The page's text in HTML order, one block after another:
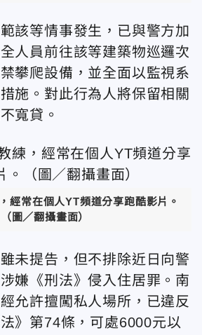
該等情事發生，已與警方加
人員前往該等建築物巡邏次
攀爬設備，並全面以監視系
施。對此行為人將保留相關
寬貸。
經常在個人YT頻道分享跑酷影片。
（圖／翻攝畫面）
未提告，但不排除近日向警
嫌《刑法》侵入住居罪。南
允許擅闖私人場所，已違反
》第74條，可處6000元以